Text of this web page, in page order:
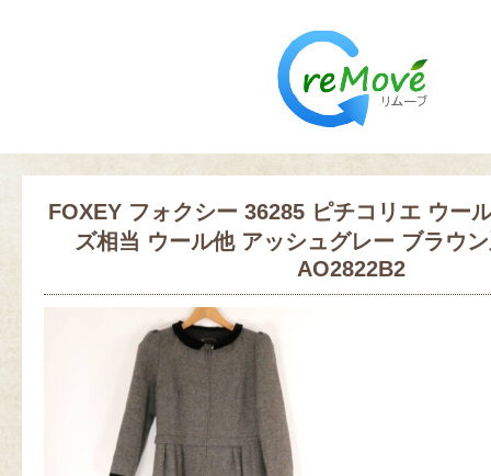
FOXEY フォクシー 36285 ピチコリエ ウー
ズ相当 ウール他 アッシュグレー ブラウ
AO2822B2